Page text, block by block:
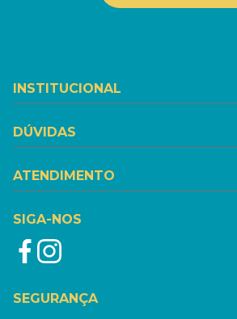
INSTITUCIONAL
DÚVIDAS
ATENDIMENTO
SIGA-NOS
SEGURANÇA